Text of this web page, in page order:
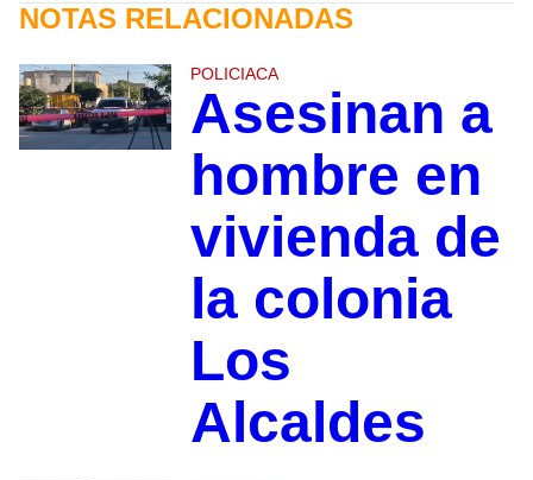
NOTAS RELACIONADAS
POLICIACA
Asesinan a
hombre en
vivienda de
la colonia
Los
Alcaldes